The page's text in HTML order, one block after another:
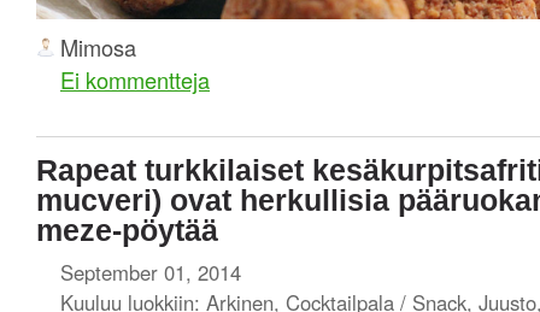
Mimosa
Ei kommentteja
Rapeat turkkilaiset
mucveri) ovat herkullisia
meze-pöytää
September 01, 2014
Kuuluu luokkiin: Arkinen, Cocktailpala / Snack, Juusto